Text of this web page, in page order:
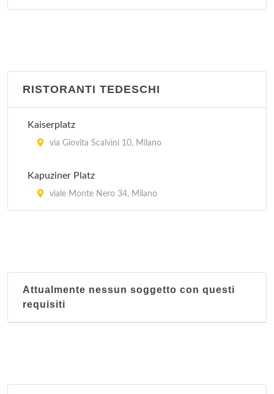
RISTORANTI TEDESCHI
Kaiserplatz
via Giovita Scalvini 10, Milano
Kapuziner Platz
viale Monte Nero 34, Milano
Attualmente nessun soggetto con questi
requisiti